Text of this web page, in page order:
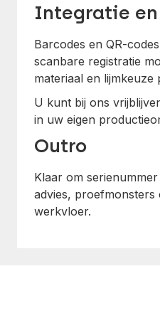
Integratie
Barcodes en QR-
scanbare registratie
materiaal en lijmkeuze
U kunt bij ons
in uw eigen
Outro
Klaar om
advies, proefmonsters
werkvloer.